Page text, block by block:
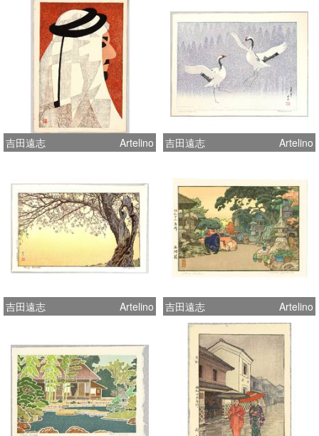
吉田遠志 Artelino 吉田遠志 Artelino
吉田遠志 Artelino 吉田遠志 Artelino